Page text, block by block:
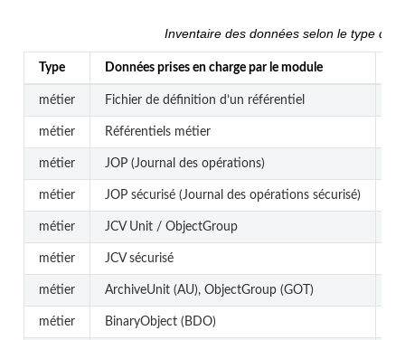
Inventaire des données selon le type de
Type Données prises en charge par le module
métier Fichier de définition d’un référentiel
métier Référentiels métier
métier JOP (Journal des opérations)
métier JOP sécurisé (Journal des opérations sécurisé)
métier JCV Unit / ObjectGroup
métier JCV sécurisé
métier ArchiveUnit (AU), ObjectGroup (GOT)
métier BinaryObject (BDO)